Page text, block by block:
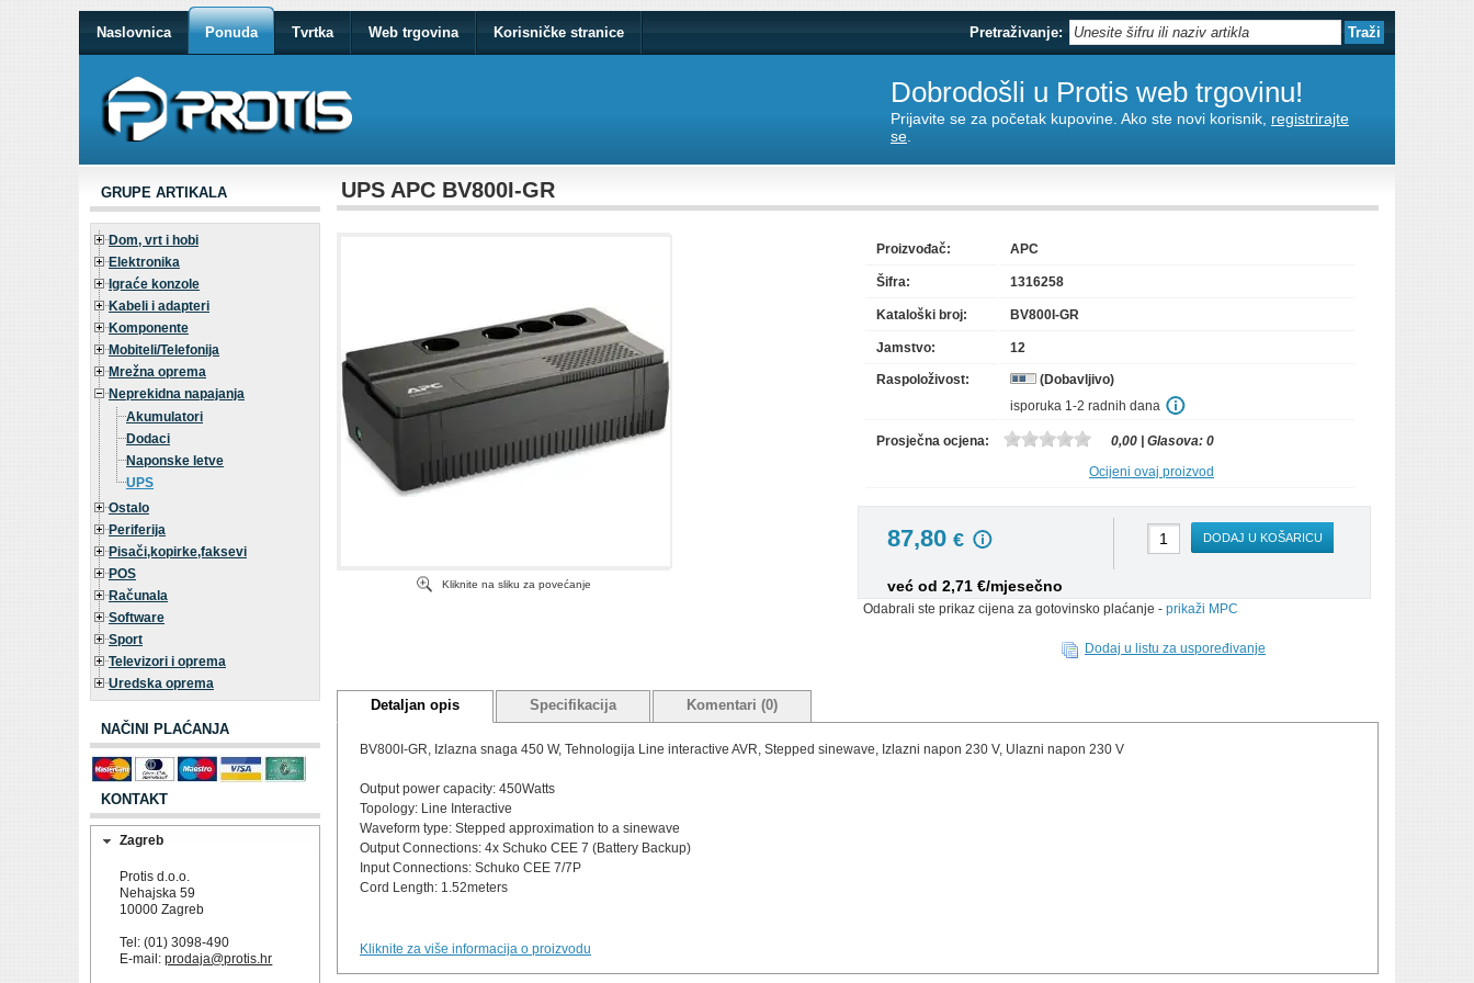
Naslovnica Ponuda Tvrtka Web trgovina Korisničke stranice Pretraživanje:
Dobrodošli u Protis web trgovinu!
Prijavite se za početak kupovine. Ako ste novi korisnik, registrirajte
se
GRUPE ARTIKALA
Dom, vrt i hobi
Elektronika
Igraće konzole
Kabeli i adapteri
Komponente
Mobiteli/Telefonija
Mrežna oprema
Neprekidna napajanja
Akumulatori
Dodaci
Naponske letve
UPS
Ostalo
Periferija
Pisači,kopirke,faksevi
POS
Računala
Software
Sport
Televizori i oprema
Uredska oprema
NAČINI PLAĆANJA
KONTAKT
Zagreb
Protis d.o.o.
Nehajska 59
10000 Zagreb
Tel: (01) 3098-490
E-mail:prodaja@protis.hr
UPS APC BV800I-GR
Kliknite na sliku za povećanje
Proizvođač: APC
Šifra: 1316258
Kataloški broj: BV800I-GR
Jamstvo: 12
Raspoloživost:
(Dobavljivo)
isporuka 1-2 radnih dana
Prosječna ocjena: 0,00 | Glasova: 0
Ocijeni ovaj proizvod
87,80 €
već od 2,71 €/mjesečno
DODAJ U KOŠARICU
Odabrali ste prikaz cijena za gotovinsko plaćanje - prikaži MPC
Dodaj u listu za uspoređivanje
Detaljan opis Specifikacija Komentari (0)
BV800I-GR, Izlazna snaga 450 W, Tehnologija Line interactive AVR, Stepped sinewave, Izlazni napon 230 V, Ulazni napon 230 V
Output power capacity: 450Watts
Topology: Line Interactive
Waveform type: Stepped approximation to a sinewave
Output Connections: 4x Schuko CEE 7 (Battery Backup)
Input Connections: Schuko CEE 7/7P
Cord Length: 1.52meters
Kliknite za više informacija o proizvodu